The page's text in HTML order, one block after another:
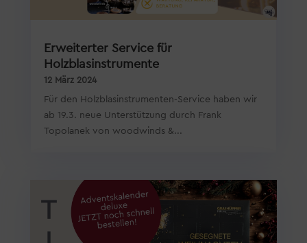
Erweiterter Service für
Holzblasinstrumente
12 März 2024
Für den Holzblasinstrumenten-Service haben wir
ab 19.3. neue Unterstützung durch Frank
Topolanek von woodwinds &...